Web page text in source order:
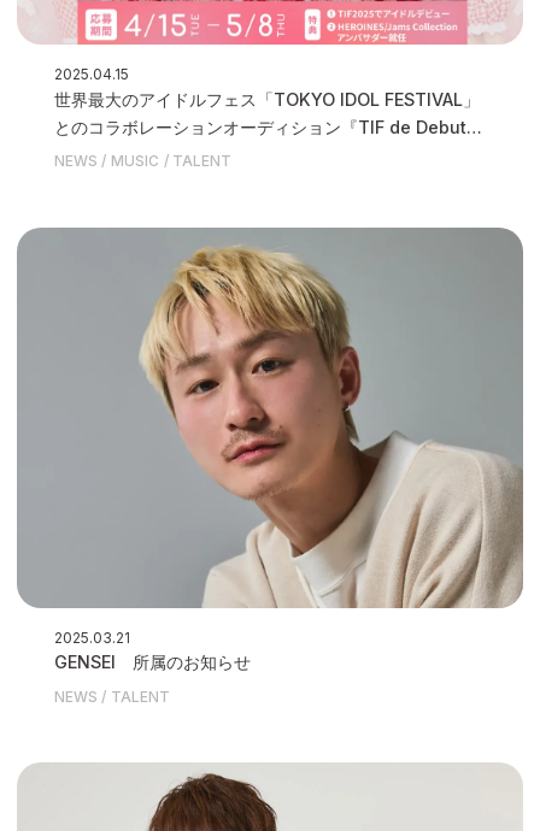
2025.04.15
世界最大のアイドルフェス「TOKYO IDOL FESTIVAL」
とのコラボレーションオーディション『TIF de Debut
2025』を開催いたします
NEWS MUSIC TALENT
2025.03.21
GENSEI 所属のお知らせ
NEWS TALENT